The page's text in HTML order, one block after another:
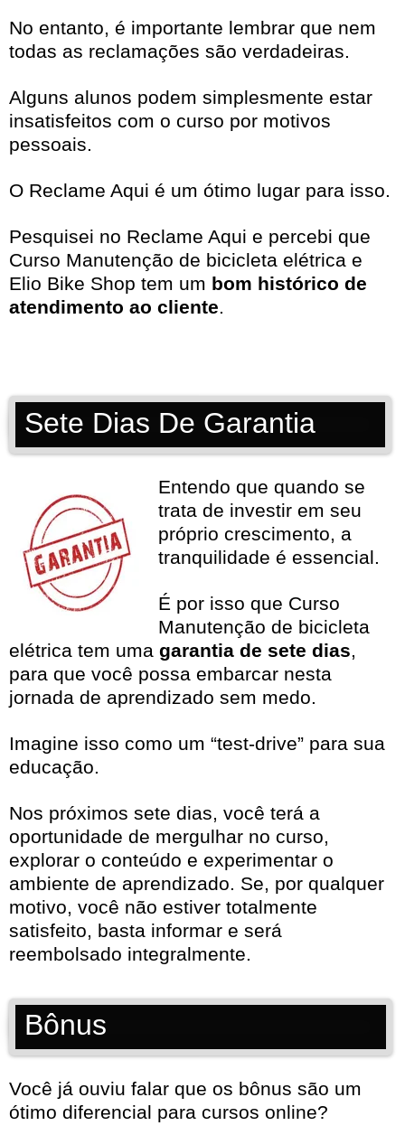
No entanto, é importante lembrar que nem
todas as reclamações são verdadeiras.
Alguns alunos podem simplesmente estar
insatisfeitos com o curso por motivos
pessoais.
O Reclame Aqui é um ótimo lugar para isso.
Pesquisei no Reclame Aqui e percebi que
Curso Manutenção de bicicleta elétrica e
Elio Bike Shop tem um bom histórico de
atendimento ao cliente.
Sete Dias De Garantia
Entendo que quando se
trata de investir em seu
próprio crescimento, a
tranquilidade é essencial.
É por isso que Curso
Manutenção de bicicleta
elétrica tem uma garantia de sete dias,
para que você possa embarcar nesta
jornada de aprendizado sem medo.
Imagine isso como um “test-drive” para sua
educação.
Nos próximos sete dias, você terá a
oportunidade de mergulhar no curso,
explorar o conteúdo e experimentar o
ambiente de aprendizado. Se, por qualquer
motivo, você não estiver totalmente
satisfeito, basta informar e será
reembolsado integralmente.
Bônus
Você já ouviu falar que os bônus são um
ótimo diferencial para cursos online?